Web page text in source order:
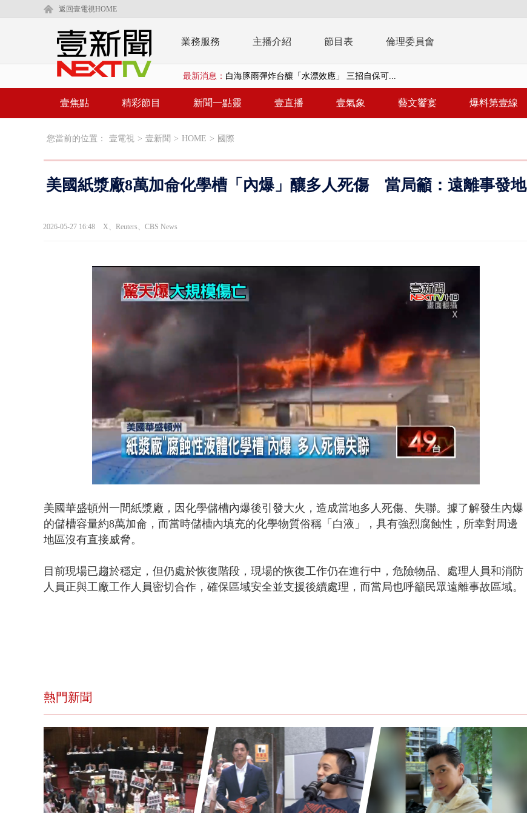
返回壹電視HOME
業務服務 主播介紹 節目表 倫理委員會
最新消息： 【新聞一點靈】里長參選人竟肇逃！ 連撞2車...
漢光演練「防毒戰」模擬桃煉油廠遭襲！ 出...
白海豚雨彈炸台釀「水漂效應」 三招自保可...
壹焦點 精彩節目 新聞一點靈 壹直播 壹氣象 藝文饗宴 爆料第壹線
您當前的位置： 壹電視 > 壹新聞 > HOME > 國際
美國紙漿廠8萬加侖化學槽「內爆」釀多人死傷 當局籲：遠離事發地
2026-05-27 16:48 X、Reuters、CBS News
Unmute
42.90%
美國華盛頓州一間紙漿廠，因化學儲槽內爆後引發大火，造成當地多人死傷、失聯。據了解發生內爆
的儲槽容量約8萬加侖，而當時儲槽內填充的化學物質俗稱「白液」，具有強烈腐蝕性，所幸對周邊
地區沒有直接威脅。
目前現場已趨於穩定，但仍處於恢復階段，現場的恢復工作仍在進行中，危險物品、處理人員和消防
人員正與工廠工作人員密切合作，確保區域安全並支援後續處理，而當局也呼籲民眾遠離事故區域。
熱門新聞